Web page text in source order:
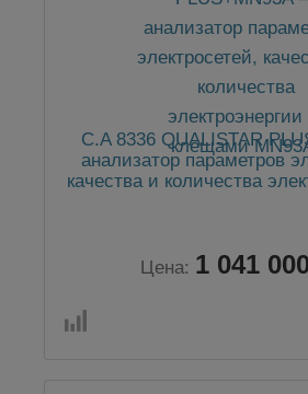
C.A 8336 QUALISTAR
анализатор параметров
качества и количества
Цена: 1 041